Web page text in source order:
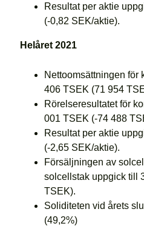
Resultat per aktie
(-0,82 SEK/aktie).
Helåret 2021
Nettoomsättningen för
406 TSEK (71 954
Rörelseresultatet för
001 TSEK (-74 488
Resultat per aktie
(-2,65 SEK/aktie).
Försäljningen av
solcellstak uppgick till
TSEK).
Soliditeten vid årets
(49,2%)